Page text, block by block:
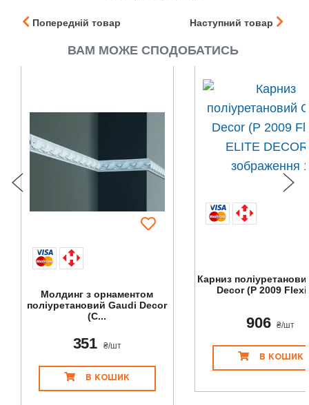
Попередній товар Наступний товар
ВАМ МОЖЕ СПОДОБАТИСЬ
Молдинг з орнаментом
поліуретановий Gaudi Decor
(C...
351 ₴/шт
В КОШИК
Карниз
Decor (P 2009
906 ₴/шт
В КОШИК